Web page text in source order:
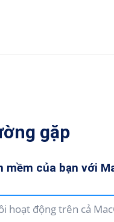
gặp
mềm của bạn với
hoạt động trên cả